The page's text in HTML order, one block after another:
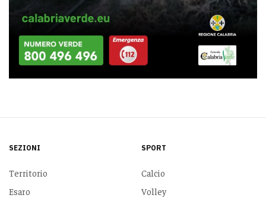
SEZIONI
Territorio
Esaro
SPORT
Calcio
Volley